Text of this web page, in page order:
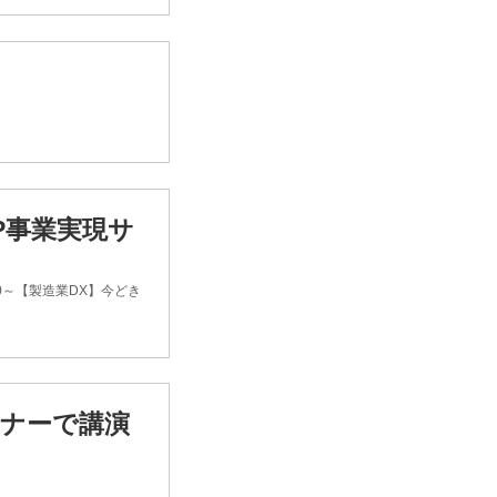
業実現サ
【製造業DX】今どき
ーで講演